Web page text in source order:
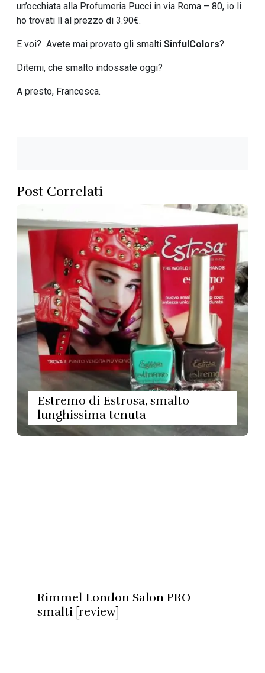
un’occhiata alla Profumeria Pucci in via Roma – 80, io li
ho trovati lì al prezzo di 3.90€.
E voi? Avete mai provato gli smalti SinfulColors?
Ditemi, che smalto indossate oggi?
A presto, Francesca.
Post Correlati
Estremo di Estrosa, smalto
lunghissima tenuta
Rimmel London Salon PRO
smalti [review]